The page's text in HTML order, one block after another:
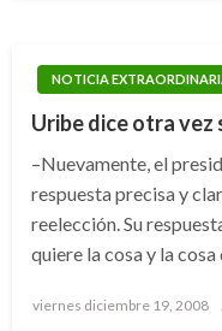
NOTICIA
Uribe dice otra vez
–Nuevamente, el
respuesta precisa y
reelección. Su
quiere la cosa y la
Publicado
viernes diciembre 19, 2008